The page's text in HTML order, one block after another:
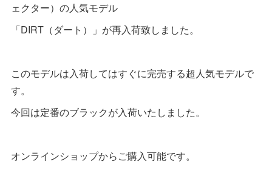
ェクター）の人気モデル
「DIRT（ダート）」が再入荷致しました。
このモデルは入荷してはすぐに完売する超人気モデルで
す。
今回は定番のブラックが入荷いたしました。
オンラインショップからご購入可能です。